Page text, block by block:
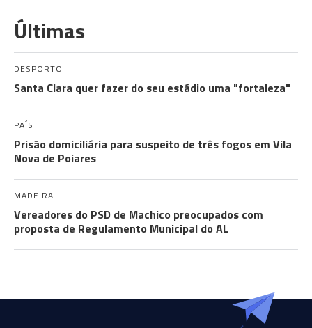
Últimas
DESPORTO
Santa Clara quer fazer do seu estádio uma "fortaleza"
PAÍS
Prisão domiciliária para suspeito de três fogos em Vila
Nova de Poiares
MADEIRA
Vereadores do PSD de Machico preocupados com
proposta de Regulamento Municipal do AL